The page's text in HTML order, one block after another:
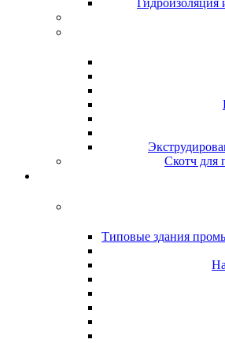
Гидроизоляция
Скотч для
Типовые здания